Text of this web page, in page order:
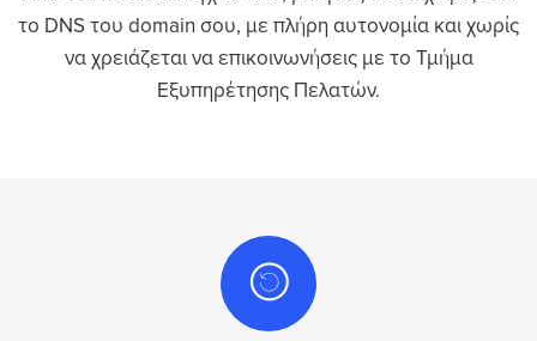
το DNS του domain σου, με πλήρη αυτονομία και χωρίς
να χρειάζεται να επικοινωνήσεις με το Τμήμα
Εξυπηρέτησης Πελατών.